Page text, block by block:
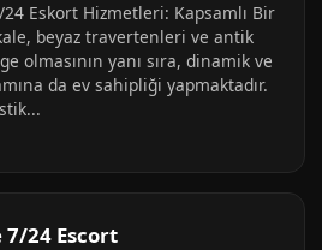
24 Eskort Hizmetleri: Kapsamlı Bir
beyaz travertenleri ve antik
olmasının yanı sıra, dinamik ve
da ev sahipliği yapmaktadır.
24 Escort